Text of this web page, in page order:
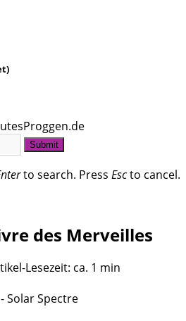
Submit
to search. Press Escto cancel.
des Merveilles
Lesezeit: ca. 1 min
Solar Spectre